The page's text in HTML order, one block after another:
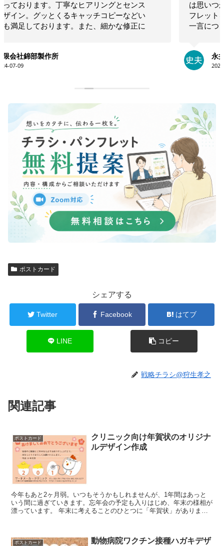
は思いつかないような構成でインパクトのあるリー
フレットを作ってくださいました！！素晴らしいの
一言につきます！！今後も何かの時にお願いしたい
永井史夫
ポストカード
シェアする
Twitter Facebook はてブ
LINE コピー
戦略チラシ@狩生孝之
関連記事
ポストカード
クリニック向け年賀状のオリジナ
ルデザイン作成
今年もあと2ヶ月弱。いつもそうかもしれませんが、1年間はあっと
いう間に過ぎていきます。忘年会の予定も入りはじめ、年末の様相が
漂っています。 年末に考えることのひとつに「年賀状」がありま
ポストカード
動物病院ワクチン接種ハガキデザ